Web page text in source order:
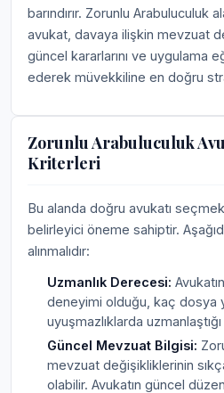
barındırır. Zorunlu Arabuluculuk
avukat, davaya ilişkin mevzuat
güncel kararlarını ve uygulama
ederek müvekkiline en doğru
Zorunlu Arabuluculuk
Kriterleri
Bu alanda doğru avukatı
belirleyici öneme sahiptir.
alınmalıdır:
Uzmanlık Derecesi:
deneyimi olduğu, kaç dosya
uyuşmazlıklarda
Güncel Mevzuat Bilgisi:
mevzuat değişikliklerinin
olabilir. Avukatın güncel